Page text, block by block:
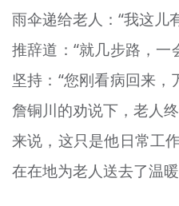
雨伞递给老人：“我这儿
推辞道：“就几步路，一
坚持：“您刚看病回来
詹铜川的劝说下，老人
来说，这只是他日常工
在在地为老人送去了温暖